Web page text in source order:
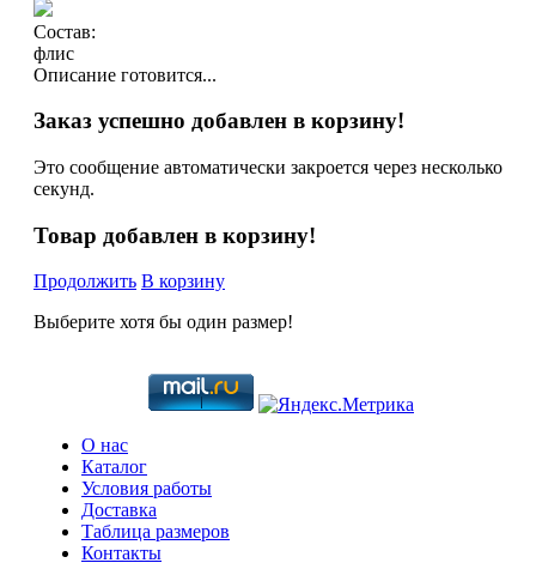
Состав:
флис
Описание готовится...
Заказ успешно добавлен в корзину!
Это сообщение автоматически закроется через несколько
секунд.
Товар добавлен в корзину!
Продолжить В корзину
Выберите хотя бы один размер!
О нас
Каталог
Условия работы
Доставка
Таблица размеров
Контакты